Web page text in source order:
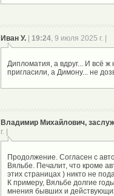
Иван У. 19:24, 9 июля 2025 г. |
Дипломатия, а вдруг... И всё
Владимир Михайлович,
г. |
Продолжение. Согласен с
Вяльбе. Печалит, что кроме
этих страницах ) никто не
К примеру, Вяльбе долгие
мнения бывших и